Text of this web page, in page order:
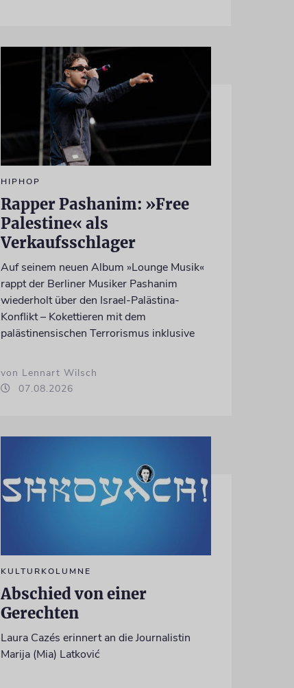
HIPHOP
Rapper Pashanim: »Free
Palestine« als
Verkaufsschlager
Auf seinem neuen Album »Lounge Musik«
rappt der Berliner Musiker Pashanim
wiederholt über den Israel-Palästina-
Konflikt – Kokettieren mit dem
palästinensischen Terrorismus inklusive
von Lennart Wilsch
07.08.2026
KULTURKOLUMNE
Abschied von einer
Gerechten
Laura Cazés erinnert an die Journalistin
Marija (Mia) Latković